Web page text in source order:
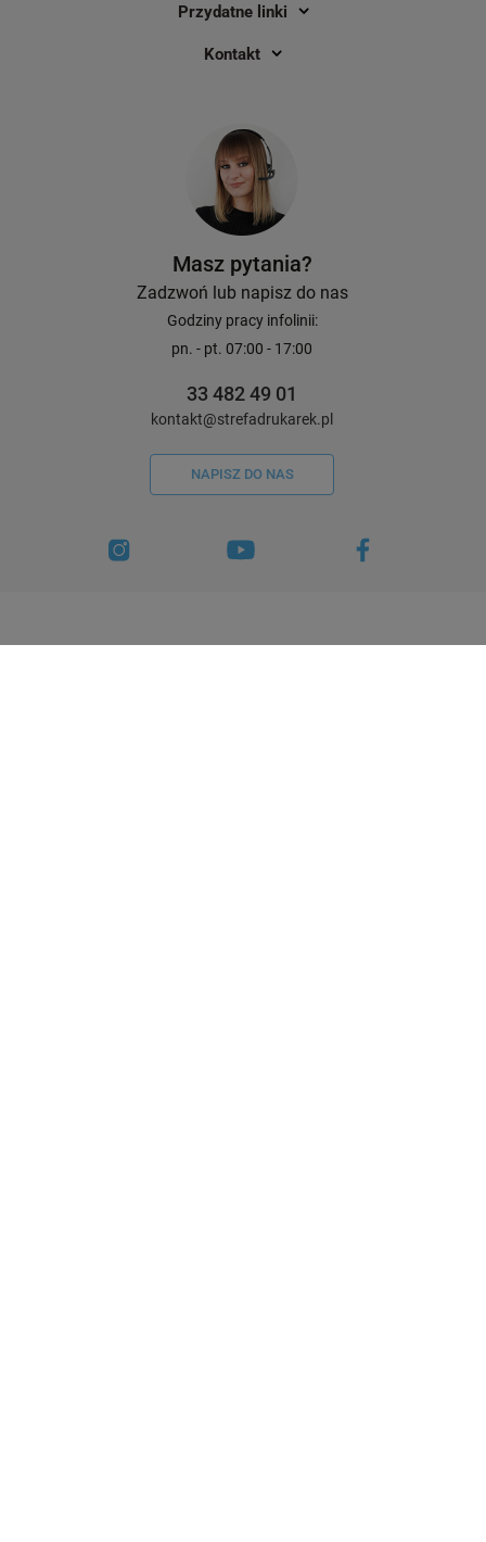
Przydatne linki
Kontakt
Masz pytania?
Zadzwoń lub napisz do nas
Godziny pracy infolinii:
pn. - pt. 07:00 - 17:00
33 482 49 01
kontakt@strefadrukarek.pl
NAPISZ DO NAS